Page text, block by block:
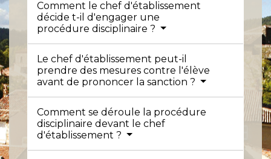
Comment le chef d'établissement
décide t-il d'engager une
procédure disciplinaire ?
Le chef d'établissement peut-il
prendre des mesures contre l'élève
avant de prononcer la sanction ?
Comment se déroule la procédure
disciplinaire devant le chef
d'établissement ?